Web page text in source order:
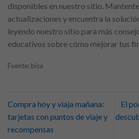
disponibles en nuestro sitio.
actualizaciones y encuentra la
leyendo nuestro sitio para más
educativos sobre cómo mejorar tus
Fuente: bisa
Compra hoy y viaja mañana:
tarjetas con puntos de viaje y
recompensas
El